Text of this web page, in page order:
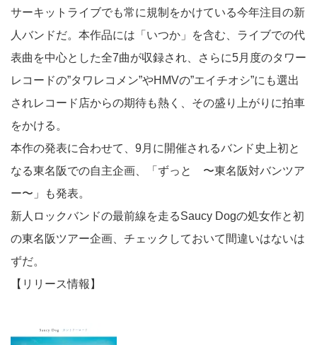
サーキットライブでも常に規制をかけている今年注目の新
人バンドだ。本作品には「いつか」を含む、ライブでの代
表曲を中心とした全7曲が収録され、さらに5月度のタワー
レコードの”タワレコメン”やHMVの”エイチオシ”にも選出
されレコード店からの期待も熱く、その盛り上がりに拍車
をかける。
本作の発表に合わせて、9月に開催されるバンド史上初と
なる東名阪での自主企画、「ずっと 〜東名阪対バンツア
ー〜」も発表。
新人ロックバンドの最前線を走るSaucy Dogの処女作と初
の東名阪ツアー企画、チェックしておいて間違いはないは
ずだ。
【リリース情報】